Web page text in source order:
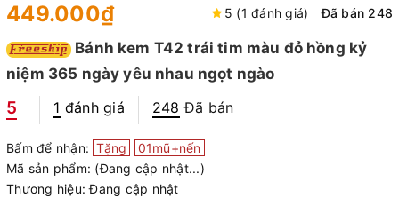
449.000₫ 5 (1 đánh giá) Đã bán 248
Bánh kem T42 trái tim màu đỏ hồng kỷ
niệm 365 ngày yêu nhau ngọt ngào
5 1 đánh giá 248 Đã bán
Bấm để nhận: Tặng
01mũ+nến
Mã sản phẩm: (Đang cập nhật...)
Thương hiệu: Đang cập nhật